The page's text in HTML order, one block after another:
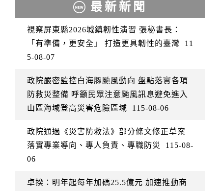
最新新聞
視察屏東縣2026城鎮韌性演習 張秘書長：
「有準備，更安全」 打造更具韌性的臺灣
11
5-08-07
政院嚴密監控白海豚颱風動向 盤點落實各項
防救災整備 呼籲民眾注意颱風訊息避免進入
山區海域登高災害危險區域
115-08-06
政院通過《災害防救法》部分條文修正草案
落實專業導向、專人負責、專職防災
115-08-
06
卓揆：明年起每年加碼25.5億元 加速推動商